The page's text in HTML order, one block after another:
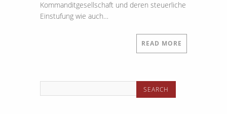
Kommanditgesellschaft und deren steuerliche
Einstufung wie auch…
READ MORE